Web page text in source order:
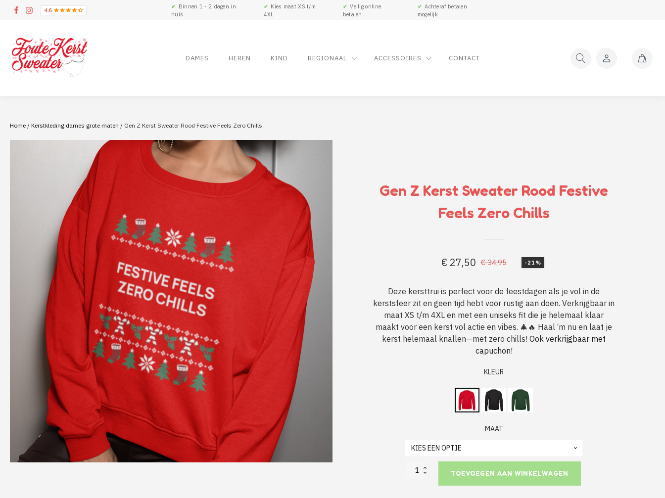
✔
Binnen 1 - 2 dagen in
huis
✔
Kies maat XS t/m
4XL
✔ Veilig online
betalen
✔ Achteraf betalen
mogelijk
DAMES HEREN KIND REGIONAAL ACCESSOIRES CONTACT
Home / Kerstkleding dames grote maten / Gen Z Kerst Sweater Rood Festive Feels Zero Chills
Gen Z Kerst Sweater Rood Festive
Feels Zero Chills
€34,95
Oorspronkelijke
was:
€ 34,95.
€27,50
Huidige
is:
€ 27,50.
-21%
Deze kersttrui is perfect voor de feestdagen als je vol in de
kerstsfeer zit en geen tijd hebt voor rustig aan doen. Verkrijgbaar in
maat XS t/m 4XL en met een uniseks fit die je helemaal klaar
maakt voor een kerst vol actie en vibes. 🎄🔥 Haal ‘m nu en laat je
kerst helemaal knallen—met zero chills! Ook verkrijgbaar met
capuchon!
KLEUR
MAAT
TOEVOEGEN AAN WINKELWAGEN